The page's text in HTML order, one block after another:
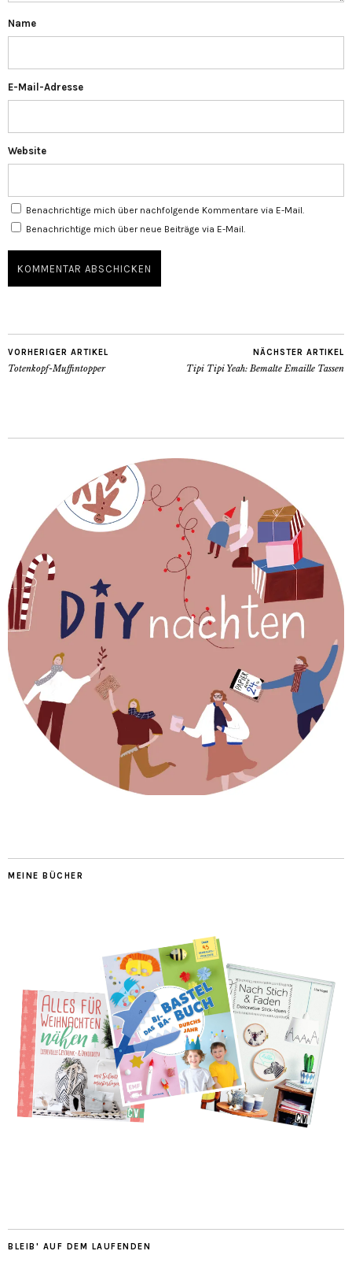
Name
E-Mail-Adresse
Website
Benachrichtige mich über nachfolgende Kommentare via E-Mail.
Benachrichtige mich über neue Beiträge via E-Mail.
VORHERIGER ARTIKEL
Totenkopf-Muffintopper
NÄCHSTER ARTIKEL
Tipi Tipi Yeah: Bemalte Emaille Tassen
MEINE BÜCHER
BLEIB' AUF DEM LAUFENDEN